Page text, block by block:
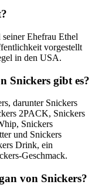
Ehefrau Ethel
vorgestellt
in den USA.
Snickers gibt es?
darunter Snickers
2PACK, Snickers
Snickers
und Snickers
Drink, ein
Geschmack.
von Snickers?